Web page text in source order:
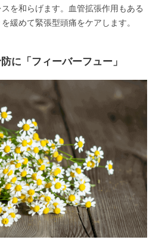
を和らげます。血管拡張作用もある
緩めて緊張型頭痛をケアします。
に「フィーバーフュー」